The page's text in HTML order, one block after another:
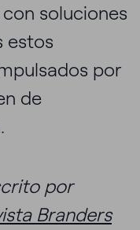
soluciones
estos
por
de
por
Branders